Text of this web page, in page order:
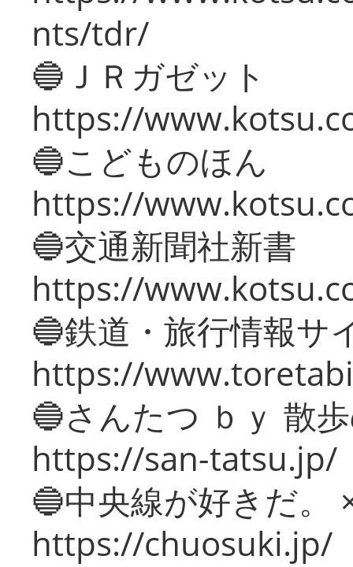
nts/tdr/
🔵ＪＲガゼット
https://
🔵こどものほん
https://
🔵交通新聞社新書
https://
🔵鉄道・旅行情報サ
https://
🔵さんたつ ｂｙ 散
https://san-tatsu.jp/
🔵中央線が好きだ。
https://chuosuki.jp/